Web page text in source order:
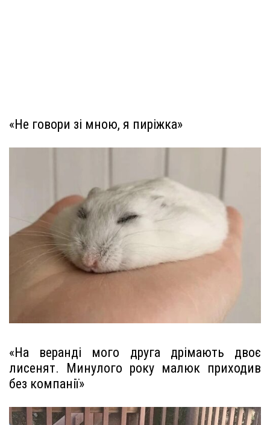
«Не говори зі мною, я пиріжка»
«На веранді мого друга дрімають двоє
лисенят. Минулого року малюк приходив
без компанії»